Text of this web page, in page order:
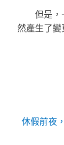
但是，
然產生了變
休假前夜